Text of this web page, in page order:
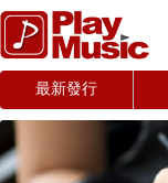
最新發行